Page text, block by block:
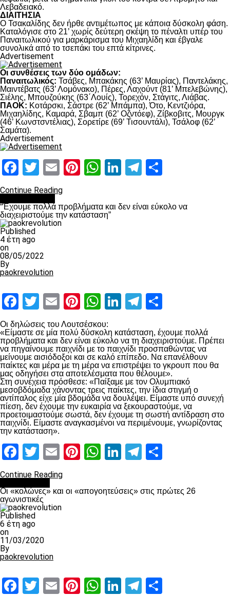
Λεβαδειακό.
ΔΙΑΙΤΗΣΙΑ
Ο Τσακαλίδης δεν ήρθε αντιμέτωπος με κάποια δύσκολη φάση.
Καταλόγισε στο 21’ χωρίς δεύτερη σκέψη το πέναλτι υπέρ του
Παναιτωλικού για μαρκάρισμα του Μιχαηλίδη και έβγαλε
συνολικά από το τσεπάκι του επτά κίτρινες.
Advertisement
Οι συνθέσεις των δύο ομάδων:
Παναιτωλικός: Τσάβες, Μπακάκης (63’ Μαυρίας), Παντελάκης,
Μαιντέβατς (63’ Λομόνακο), Πέρες, Λαχούντ (81’ Μπελεβώνης),
Σιέλης, Μπουζούκης (63΄Λουίς), Τορεχόν, Στάγιτς, Λιάβας.
ΠΑΟΚ: Κοτάρσκι, Σάστρε (62’ Μπάμπα), Ότο, Κεντζιόρα,
Μιχαηλίδης, Καμαρά, Σβαμπ (62’ Οζντόεφ), Ζίβκοβιτς, Μουργκ
(46’ Κωνστσντέλιας), Σορετίρε (69’ Τισουντάλι), Τσάλοφ (62’
Σαμάτα).
Advertisement
Facebook
Twitter
EmailPinterest
WhatsApp
LinkedIn
Telegram
Continue Reading
“Έχουμε πολλά προβλήματα και δεν είναι εύκολο να
διαχειριστούμε την κατάσταση”
Published
4 έτη ago
on
08/05/2022
By
paokrevolution
Facebook
Twitter
EmailPinterest
WhatsApp
LinkedIn
Telegram
Οι δηλώσεις του Λουτσέσκου:
«Είμαστε σε μία πολύ δύσκολη κατάσταση, έχουμε πολλά
προβλήματα και δεν είναι εύκολο να τη διαχειριστούμε. Πρέπει
να πηγαίνουμε παιχνίδι με το παιχνίδι προσπαθώντας να
μείνουμε αισιόδοξοι και σε καλό επίπεδο. Να επανέλθουν
παίκτες και μέρα με τη μέρα να επιστρέψει το γκρουπ που θα
μας οδηγήσει στα αποτελέσματα που θέλουμε».
Στη συνέχεια πρόσθεσε: «Παίξαμε με τον Ολυμπιακό
μεσοβδόμαδα χάνοντας τρεις παίκτες, την ίδια στιγμή ο
αντίπαλος είχε μία βδομάδα να δουλέψει. Είμαστε υπό συνεχή
πίεση, δεν έχουμε την ευκαιρία να ξεκουραστούμε, να
προετοιμαστούμε σωστά, δεν έχουμε τη σωστή αντίδραση στο
παιχνίδι. Είμαστε αναγκασμένοι να περιμένουμε, γνωρίζοντας
την κατάσταση».
Facebook
Twitter
EmailPinterest
WhatsApp
LinkedIn
Telegram
Continue Reading
Οι «κολώνες» και οι «απογοητεύσεις» στις πρώτες 26
αγωνιστικές
Published
6 έτη ago
on
11/03/2020
By
paokrevolution
Facebook
Twitter
EmailPinterest
WhatsApp
LinkedIn
Telegram